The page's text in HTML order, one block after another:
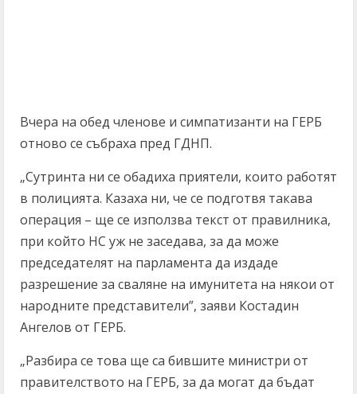
Вчера на обед членове и симпатизанти на ГЕРБ
отново се събраха пред ГДНП.
„Сутринта ни се обадиха приятели, които работят
в полицията. Казаха ни, че се подготвя такава
операция – ще се използва текст от правилника,
при който НС уж не заседава, за да може
председателят на парламента да издаде
разрешение за сваляне на имунитета на някои от
народните представители”, заяви Костадин
Ангелов от ГЕРБ.
„Разбира се това ще са бившите министри от
правителството на ГЕРБ, за да могат да бъдат